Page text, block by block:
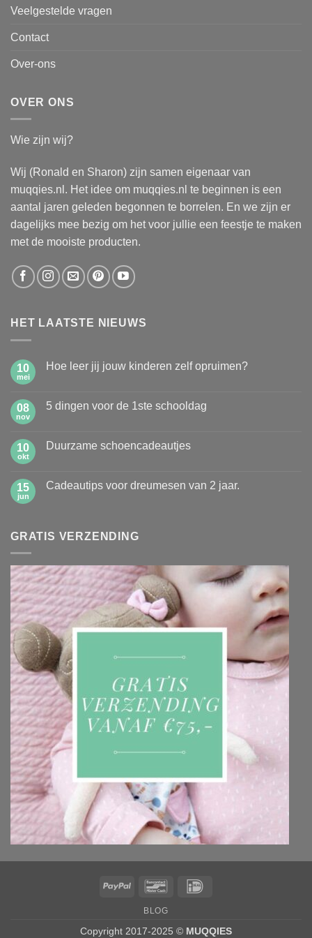
Veelgestelde vragen
Contact
Over-ons
OVER ONS
Wie zijn wij?
Wij (Ronald en Sharon) zijn samen eigenaar van
muqqies.nl. Het idee om muqqies.nl te beginnen is een
aantal jaren geleden begonnen te borrelen. En we zijn er
dagelijks mee bezig om het voor jullie een feestje te maken
met de mooiste producten.
HET LAATSTE NIEUWS
10
mei
Hoe leer jij jouw kinderen zelf opruimen?
Hoe
kinderen
zelf
08
nov
5 dingen voor de 1ste schooldag
5
1ste
schooldag
10
okt
Duurzame schoencadeautjes
Duurzame
15
jun
Cadeautips voor dreumesen van 2 jaar.
voor
jaar.
GRATIS VERZENDING
PayPal Bancontact
BLOG
Copyright 2017-2025 © MUQQIES